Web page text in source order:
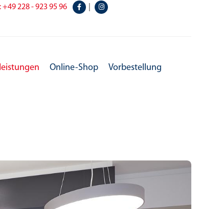
+49 228 - 923 95 96
Online-Shop Vorbestellung